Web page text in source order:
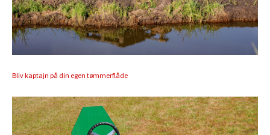
Bliv kaptajn på din egen tømmerflåde